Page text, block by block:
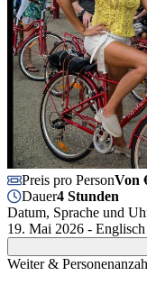
Preis pro PersonVon
Dauer4 Stunden
Datum, Sprache und
19. Mai 2026 -
Weiter &